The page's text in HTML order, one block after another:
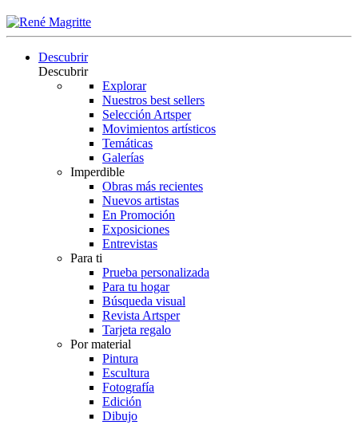
Descubrir
Descubrir
Explorar
Nuestros best sellers
Selección Artsper
Movimientos artísticos
Temáticas
Galerías
Imperdible
Obras más recientes
Nuevos artistas
En Promoción
Exposiciones
Entrevistas
Para ti
Prueba personalizada
Para tu hogar
Búsqueda visual
Revista Artsper
Tarjeta regalo
Por material
Pintura
Escultura
Fotografía
Edición
Dibujo